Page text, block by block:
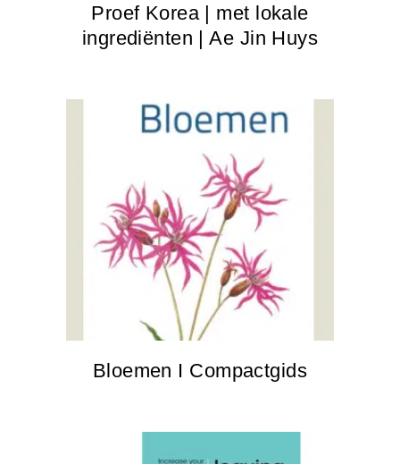
Proef Korea | met lokale
ingrediënten | Ae Jin Huys
Bloemen I Compactgids